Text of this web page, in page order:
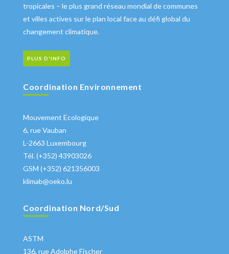
tropicales – le plus grand réseau mondial de communes
et villes actives sur le plan local face au défi global du
changement climatique.
PLUS D'INFO
Coordination Environnement
Mouvement Ecologique
6, rue Vauban
L-2663 Luxembourg
Tél. (+352) 43903026
GSM (+352) 621356003
klimab@oeko.lu
Coordination Nord/Sud
ASTM
136, rue Adolphe Fischer